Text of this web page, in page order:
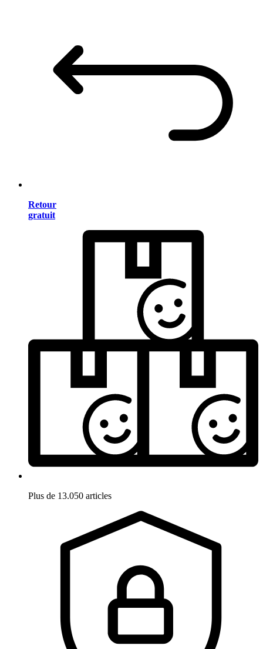
Retour
gratuit
Plus de 13.050 articles